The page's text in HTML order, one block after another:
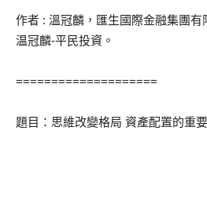
作者 : 溫冠麟，匯生國際金融集團
温冠麟-平民投資。
====================
題目：思維改變格局 資產配置的重